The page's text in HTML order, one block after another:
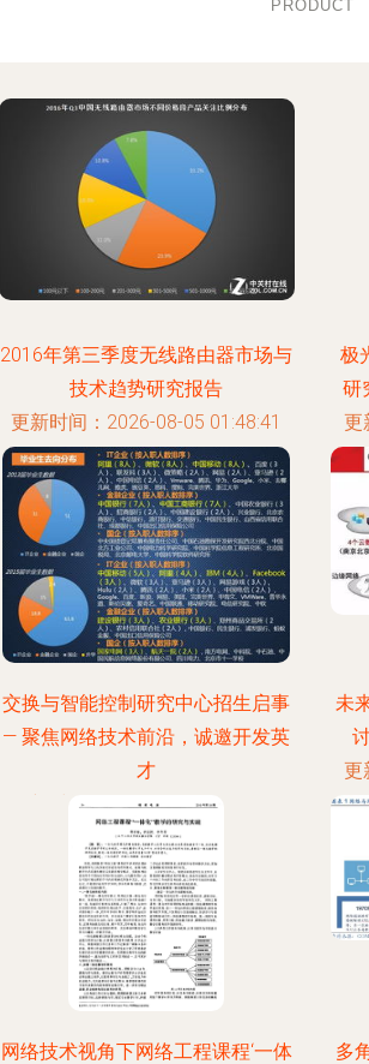
PRODUCT
2016年第三季度无线路由器市场与
技术趋势研究报告
更新时间：2026-08-05 01:48:41
极
研
更
交换与智能控制研究中心招生启事
— 聚焦网络技术前沿，诚邀开发英
才
更新时间：2026-08-05 17:40:25
未
更
网络技术视角下网络工程课程‘一体
多